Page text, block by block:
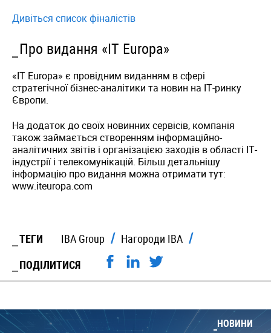
Дивіться список фіналістів
Про видання «IT Europa»
«IT Europa» є провідним виданням в сфері
стратегічної бізнес-аналітики та новин на ІТ-ринку
Європи.
На додаток до своїх новинних сервісів, компанія
також займається створенням інформаційно-
аналітичних звітів і організацією заходів в області ІТ-
індустрії і телекомунікацій. Більш детальнішу
інформацію про видання можна отримати тут:
www.iteuropa.com
ТЕГИ IBA Group
Нагороди IBA
ПОДІЛИТИСЯ
НОВИНИ